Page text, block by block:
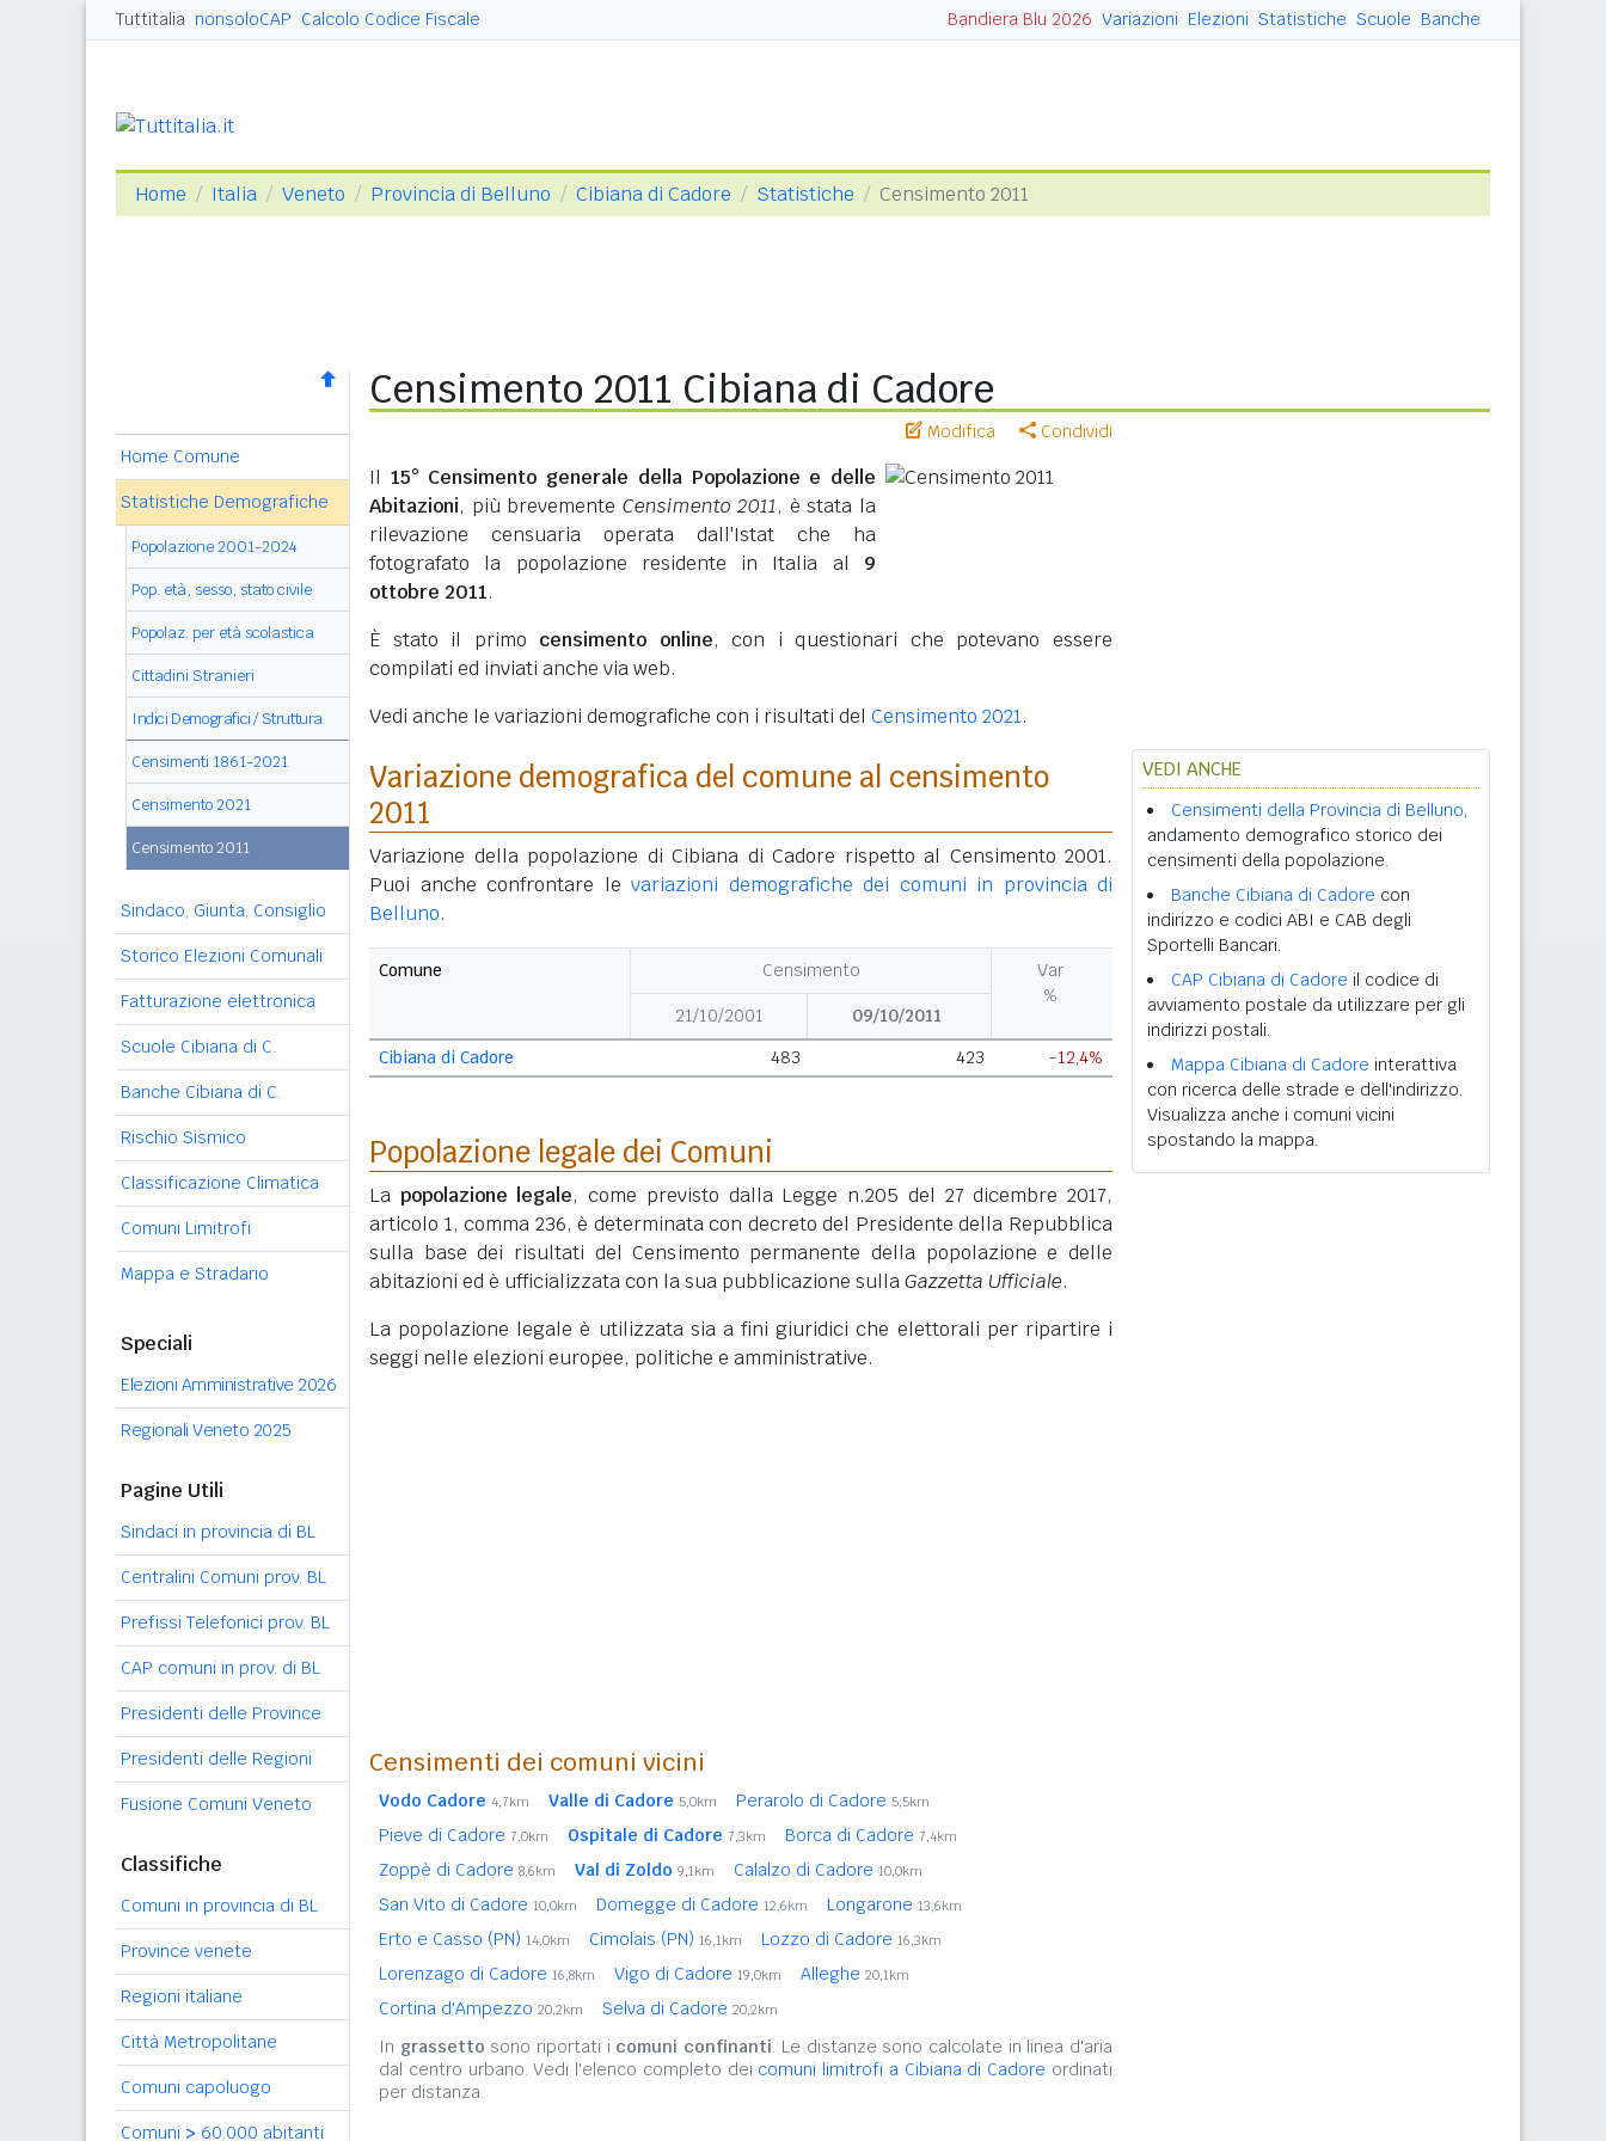
Tuttitalia nonsoloCAP Calcolo Codice Fiscale Bandiera Blu 2026 Variazioni Elezioni Statistiche Scuole Banche
Home Italia Veneto Provincia di Belluno Cibiana di Cadore Statistiche Censimento 2011
Home Comune
Statistiche Demografiche
Popolazione 2001-2024
Pop. età, sesso, stato civile
Popolaz. per età scolastica
Cittadini Stranieri
Indici Demografici / Struttura
Censimenti 1861-2021
Censimento 2021
Censimento 2011
Sindaco, Giunta, Consiglio
Storico Elezioni Comunali
Fatturazione elettronica
Scuole Cibiana di C.
Banche Cibiana di C.
Rischio Sismico
Classificazione Climatica
Comuni Limitrofi
Mappa e Stradario
Speciali
Elezioni Amministrative 2026
Regionali Veneto 2025
Pagine Utili
Sindaci in provincia di BL
Centralini Comuni prov. BL
Prefissi Telefonici prov. BL
CAP comuni in prov. di BL
Presidenti delle Province
Presidenti delle Regioni
Fusione Comuni Veneto
Classifiche
Comuni in provincia di BL
Province venete
Regioni italiane
Città Metropolitane
Comuni capoluogo
Comuni > 60.000 abitanti
Censimento 2011 Cibiana di Cadore
Modifica Condividi
Il 15° Censimento generale della Popolazione e delle
Abitazioni, più brevemente Censimento 2011, è stata la
rilevazione censuaria operata dall'Istat che ha
fotografato la popolazione residente in Italia al 9
ottobre 2011.
È stato il primo censimento online, con i questionari che potevano essere
compilati ed inviati anche via web.
Vedi anche le variazioni demografiche con i risultati del Censimento 2021.
Variazione demografica del comune al censimento
2011
Variazione della popolazione di Cibiana di Cadore rispetto al Censimento 2001.
Puoi anche confrontare le variazioni demografiche dei comuni in provincia di
Belluno.
Comune Censimento
Var
%
21/10/2001
09/10/2011
Cibiana di Cadore
483 423 -12,4%
Popolazione legale dei Comuni
La popolazione legale, come previsto dalla Legge n.205 del 27 dicembre 2017,
articolo 1, comma 236, è determinata con decreto del Presidente della Repubblica
sulla base dei risultati del Censimento permanente della popolazione e delle
abitazioni ed è ufficializzata con la sua pubblicazione sullaGazzetta Ufficiale.
La popolazione legale è utilizzata sia a fini giuridici che elettorali per ripartire i
seggi nelle elezioni europee, politiche e amministrative.
Censimenti dei comuni vicini
Vodo Cadore 4,7km Valle di Cadore 5,0km Perarolo di Cadore 5,5km
Pieve di Cadore 7,0km Ospitale di Cadore 7,3km Borca di Cadore 7,4km
Zoppè di Cadore 8,6km Val di Zoldo 9,1km Calalzo di Cadore 10,0km
San Vito di Cadore 10,0km Domegge di Cadore 12,6km Longarone 13,6km
Erto e Casso (PN) 14,0km Cimolais (PN) 16,1km Lozzo di Cadore 16,3km
Lorenzago di Cadore 16,8km Vigo di Cadore 19,0km Alleghe 20,1km
Cortina d'Ampezzo 20,2km Selva di Cadore 20,2km
In grassetto sono riportati i comuni confinanti. Le distanze sono calcolate in linea d'aria
dal centro urbano. Vedi l'elenco completo dei comuni limitrofi a Cibiana di Cadore ordinati
per distanza.
VEDI ANCHE
Censimenti della Provincia di Belluno,
andamento demografico storico dei
censimenti della popolazione.
Banche Cibiana di Cadore con
indirizzo e codici ABI e CAB degli
Sportelli Bancari.
CAP Cibiana di Cadore il codice di
avviamento postale da utilizzare per gli
indirizzi postali.
Mappa Cibiana di Cadore interattiva
con ricerca delle strade e dell'indirizzo.
Visualizza anche i comuni vicini
spostando la mappa.